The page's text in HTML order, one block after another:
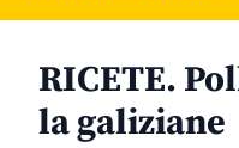
RICETE.
la galiziane